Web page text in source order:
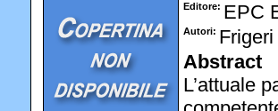
Editore EPC
Autori
Abstract
L’attuale